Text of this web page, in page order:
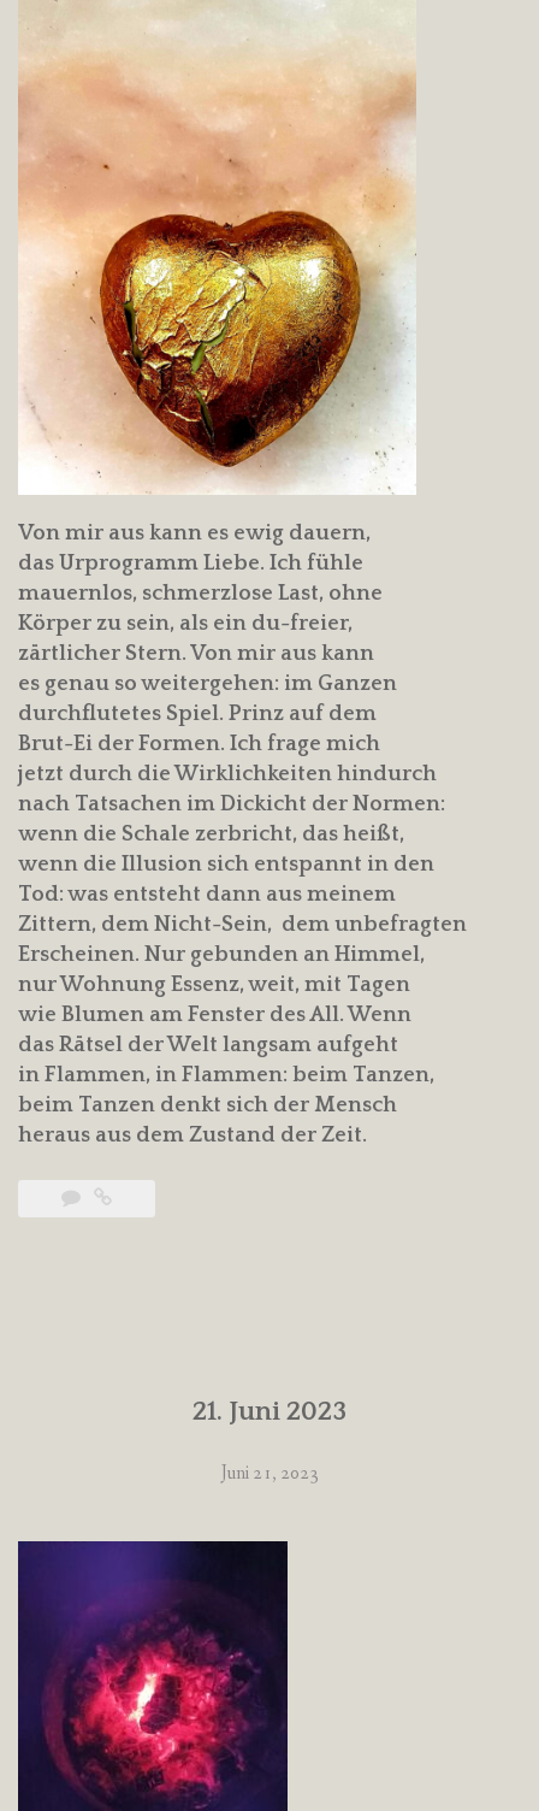
Von mir aus kann es ewig dauern,
das Urprogramm Liebe. Ich fühle
mauernlos, schmerzlose Last, ohne
Körper zu sein, als ein du-freier,
zärtlicher Stern. Von mir aus kann
es genau so weitergehen: im Ganzen
durchflutetes Spiel. Prinz auf dem
Brut-Ei der Formen. Ich frage mich
jetzt durch die Wirklichkeiten hindurch
nach Tatsachen im Dickicht der Normen:
wenn die Schale zerbricht, das heißt,
wenn die Illusion sich entspannt in den
Tod: was entsteht dann aus meinem
Zittern, dem Nicht-Sein, dem unbefragten
Erscheinen. Nur gebunden an Himmel,
nur Wohnung Essenz, weit, mit Tagen
wie Blumen am Fenster des All. Wenn
das Rätsel der Welt langsam aufgeht
in Flammen, in Flammen: beim Tanzen,
beim Tanzen denkt sich der Mensch
heraus aus dem Zustand der Zeit.
21. Juni 2023
Juni 21, 2023